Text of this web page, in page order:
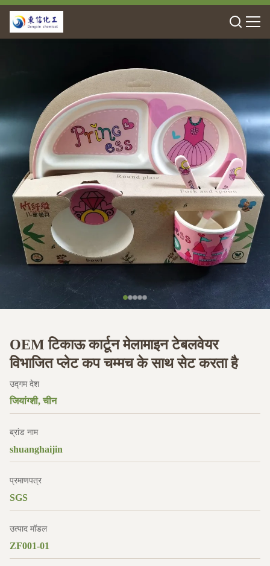
OEM टिकाऊ कार्टून मेलामाइन टेबलवेयर
विभाजित प्लेट कप चम्मच के साथ सेट करता है
उद्गम देश
जियांग्शी, चीन
ब्रांड नाम
shuanghaijin
प्रमाणपत्र
SGS
उत्पाद मॉडल
ZF001-01